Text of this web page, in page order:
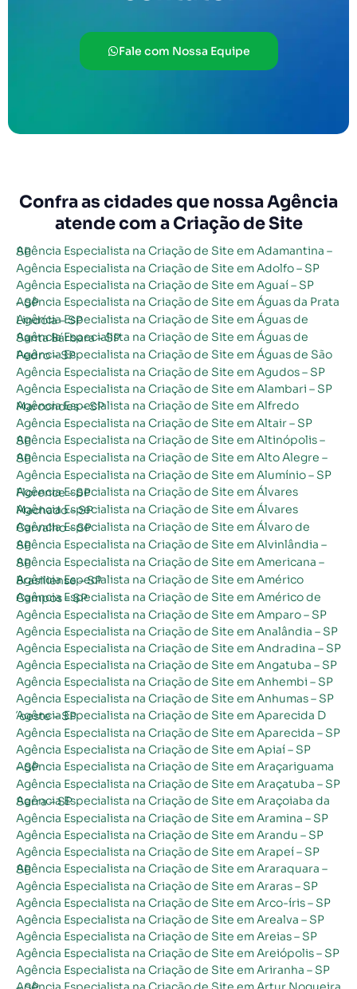
Fale com Nossa Equipe
Confra as cidades que nossa Agência
atende com a Criação de Site
Agência Especialista na Criação de Site em Adamantina – SP
Agência Especialista na Criação de Site em Adolfo – SP
Agência Especialista na Criação de Site em Aguaí – SP
Agência Especialista na Criação de Site em Águas da Prata – SP
Agência Especialista na Criação de Site em Águas de Lindóia – SP
Agência Especialista na Criação de Site em Águas de Santa Bárbara – SP
Agência Especialista na Criação de Site em Águas de São Pedro – SP
Agência Especialista na Criação de Site em Agudos – SP
Agência Especialista na Criação de Site em Alambari – SP
Agência Especialista na Criação de Site em Alfredo Marcondes – SP
Agência Especialista na Criação de Site em Altair – SP
Agência Especialista na Criação de Site em Altinópolis – SP
Agência Especialista na Criação de Site em Alto Alegre – SP
Agência Especialista na Criação de Site em Alumínio – SP
Agência Especialista na Criação de Site em Álvares Florence – SP
Agência Especialista na Criação de Site em Álvares Machado – SP
Agência Especialista na Criação de Site em Álvaro de Carvalho – SP
Agência Especialista na Criação de Site em Alvinlândia – SP
Agência Especialista na Criação de Site em Americana – SP
Agência Especialista na Criação de Site em Américo Brasiliense – SP
Agência Especialista na Criação de Site em Américo de Campos – SP
Agência Especialista na Criação de Site em Amparo – SP
Agência Especialista na Criação de Site em Analândia – SP
Agência Especialista na Criação de Site em Andradina – SP
Agência Especialista na Criação de Site em Angatuba – SP
Agência Especialista na Criação de Site em Anhembi – SP
Agência Especialista na Criação de Site em Anhumas – SP
Agência Especialista na Criação de Site em Aparecida D´oeste – SP
Agência Especialista na Criação de Site em Aparecida – SP
Agência Especialista na Criação de Site em Apiaí – SP
Agência Especialista na Criação de Site em Araçariguama – SP
Agência Especialista na Criação de Site em Araçatuba – SP
Agência Especialista na Criação de Site em Araçoiaba da Serra – SP
Agência Especialista na Criação de Site em Aramina – SP
Agência Especialista na Criação de Site em Arandu – SP
Agência Especialista na Criação de Site em Arapeí – SP
Agência Especialista na Criação de Site em Araraquara – SP
Agência Especialista na Criação de Site em Araras – SP
Agência Especialista na Criação de Site em Arco-íris – SP
Agência Especialista na Criação de Site em Arealva – SP
Agência Especialista na Criação de Site em Areias – SP
Agência Especialista na Criação de Site em Areiópolis – SP
Agência Especialista na Criação de Site em Ariranha – SP